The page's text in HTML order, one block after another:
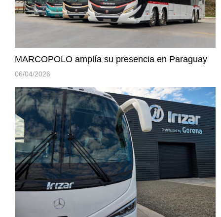
MARCOPOLO amplía su presencia en Paraguay
06/04/2026